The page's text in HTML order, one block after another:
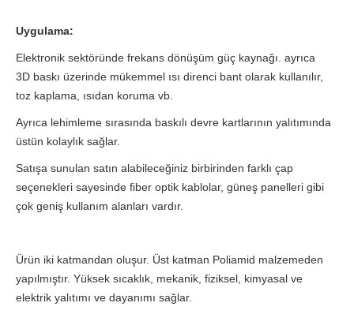
Uygulama:
Elektronik sektöründe frekans dönüşüm güç kaynağı. ayrıca
3D baskı üzerinde mükemmel ısı direnci bant olarak kullanılır,
toz kaplama, ısıdan koruma vb.
Ayrıca lehimleme sırasında baskılı devre kartlarının yalıtımında
üstün kolaylık sağlar.
Satışa sunulan satın alabileceğiniz birbirinden farklı çap
seçenekleri sayesinde fiber optik kablolar, güneş panelleri gibi
çok geniş kullanım alanları vardır.
Ürün iki katmandan oluşur. Üst katman Poliamid malzemeden
yapılmıştır. Yüksek sıcaklık, mekanik, fiziksel, kimyasal ve
elektrik yalıtımı ve dayanımı sağlar.